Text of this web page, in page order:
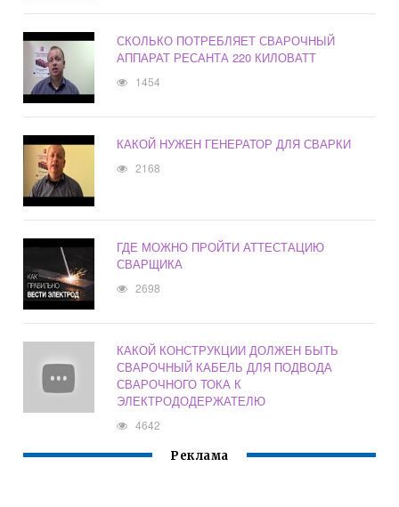
СКОЛЬКО ПОТРЕБЛЯЕТ СВАРОЧНЫЙ
АППАРАТ РЕСАНТА 220 КИЛОВАТТ
1454
КАКОЙ НУЖЕН ГЕНЕРАТОР ДЛЯ СВАРКИ
2168
ГДЕ МОЖНО ПРОЙТИ АТТЕСТАЦИЮ
СВАРЩИКА
2698
КАКОЙ КОНСТРУКЦИИ ДОЛЖЕН БЫТЬ
СВАРОЧНЫЙ КАБЕЛЬ ДЛЯ ПОДВОДА
СВАРОЧНОГО ТОКА К
ЭЛЕКТРОДОДЕРЖАТЕЛЮ
4642
Реклама